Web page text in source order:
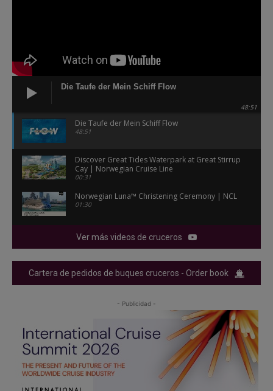
Die Taufe der Mein Schiff Flow
48:51
Die Taufe der Mein Schiff Flow
48:51
Discover Great Tides Waterpark at Great Stirrup
Cay | Norwegian Cruise Line
00:31
Norwegian Luna™ Christening Ceremony | NCL
01:30
Ver más videos de cruceros
Cartera de pedidos de buques cruceros - Order book
- Publicidad -